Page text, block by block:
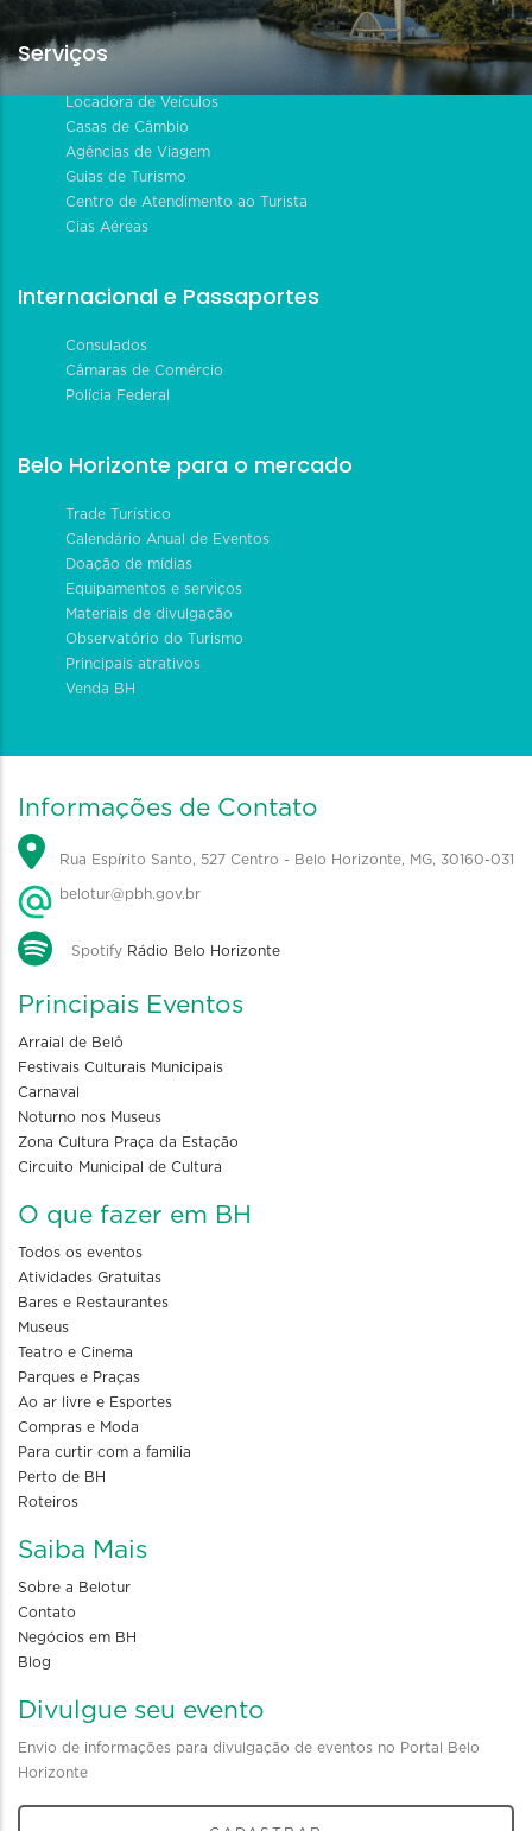
Serviços
Locadora de Veículos
Casas de Câmbio
Agências de Viagem
Guias de Turismo
Centro de Atendimento ao Turista
Cias Aéreas
Internacional e Passaportes
Consulados
Câmaras de Comércio
Polícia Federal
Belo Horizonte para o mercado
Trade Turístico
Calendário Anual de Eventos
Doação de mídias
Equipamentos e serviços
Materiais de divulgação
Observatório do Turismo
Principais atrativos
Venda BH
Informações de Contato
Rua Espírito Santo, 527 Centro - Belo Horizonte, MG, 30160-031
belotur@pbh.gov.br
Spotify Rádio Belo Horizonte
Principais Eventos
Arraial de Belô
Festivais Culturais Municipais
Carnaval
Noturno nos Museus
Zona Cultura Praça da Estação
Circuito Municipal de Cultura
O que fazer em BH
Todos os eventos
Atividades Gratuitas
Bares e Restaurantes
Museus
Teatro e Cinema
Parques e Praças
Ao ar livre e Esportes
Compras e Moda
Para curtir com a familia
Perto de BH
Roteiros
Saiba Mais
Sobre a Belotur
Contato
Negócios em BH
Blog
Divulgue seu evento
Envio de informações para divulgação de eventos no Portal Belo
Horizonte